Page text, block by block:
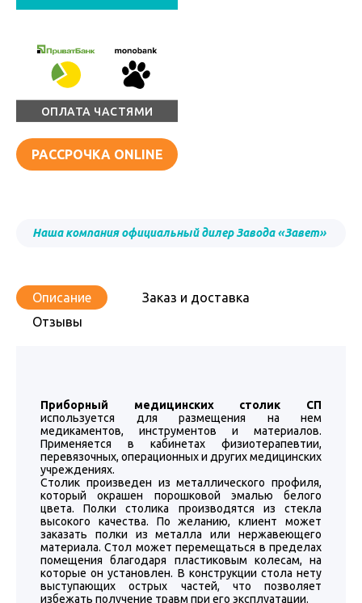
ОПЛАТА ЧАСТЯМИ
РАССРОЧКА ONLINE
Наша компания официальный дилер Завода «Завет»
Описание
Заказ и доставка
Отзывы
Приборный медицинских столик СП
используется для размещения на нем
медикаментов, инструментов и материалов.
Применяется в кабинетах физиотерапевтии,
перевязочных, операционных и других медицинских
учреждениях.
Столик произведен из металлического профиля,
который окрашен порошковой эмалью белого
цвета. Полки столика производятся из стекла
высокого качества. По желанию, клиент может
заказать полки из металла или нержавеющего
материала. Стол может перемещаться в пределах
помещения благодаря пластиковым колесам, на
которые он установлен. В конструкции стола нету
выступающих острых частей, что позволяет
избежать получение травм при его эксплуатации.